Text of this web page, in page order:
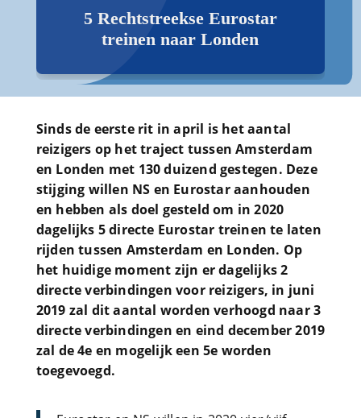
5 Rechtstreekse Eurostar
treinen naar Londen
Sinds de eerste rit in april is het aantal
reizigers op het traject tussen Amsterdam
en Londen met 130 duizend gestegen. Deze
stijging willen NS en Eurostar aanhouden
en hebben als doel gesteld om in 2020
dagelijks 5 directe Eurostar treinen te laten
rijden tussen Amsterdam en Londen. Op
het huidige moment zijn er dagelijks 2
directe verbindingen voor reizigers, in juni
2019 zal dit aantal worden verhoogd naar 3
directe verbindingen en eind december 2019
zal de 4e en mogelijk een 5e worden
toegevoegd.